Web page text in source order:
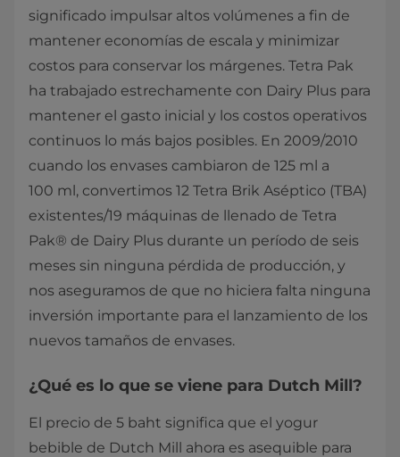
significado impulsar altos volúmenes a fin de
mantener economías de escala y minimizar
costos para conservar los márgenes. Tetra Pak
ha trabajado estrechamente con Dairy Plus para
mantener el gasto inicial y los costos operativos
continuos lo más bajos posibles. En 2009/2010
cuando los envases cambiaron de 125 ml a
100 ml, convertimos 12 Tetra Brik Aséptico (TBA)
existentes/19 máquinas de llenado de Tetra
Pak® de Dairy Plus durante un período de seis
meses sin ninguna pérdida de producción, y
nos aseguramos de que no hiciera falta ninguna
inversión importante para el lanzamiento de los
nuevos tamaños de envases.
¿Qué es lo que se viene para Dutch Mill?
El precio de 5 baht significa que el yogur
bebible de Dutch Mill ahora es asequible para